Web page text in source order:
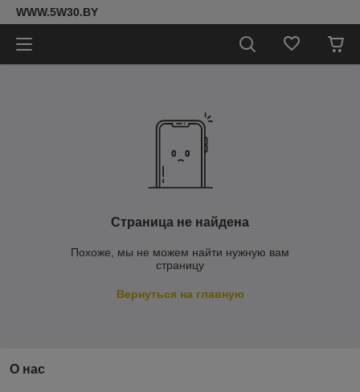
WWW.5W30.BY
Страница не найдена
Похоже, мы не можем найти нужную вам
страницу
Вернуться на главную
О нас